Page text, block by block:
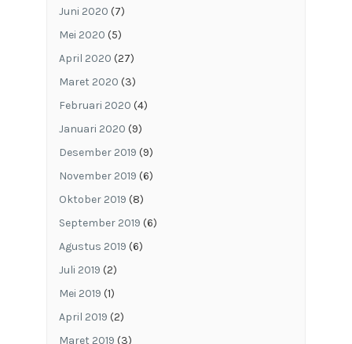
Juni 2020 (7)
Mei 2020 (5)
April 2020 (27)
Maret 2020 (3)
Februari 2020 (4)
Januari 2020 (9)
Desember 2019 (9)
November 2019 (6)
Oktober 2019 (8)
September 2019 (6)
Agustus 2019 (6)
Juli 2019 (2)
Mei 2019 (1)
April 2019 (2)
Maret 2019 (3)